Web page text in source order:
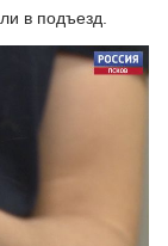
в подъезд.